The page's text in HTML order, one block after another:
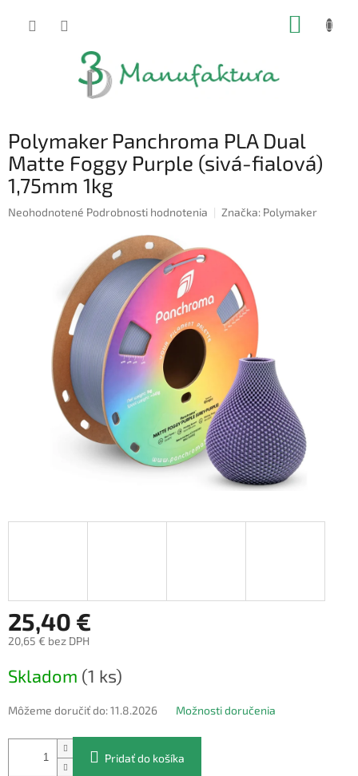
Polymaker Panchroma PLA Dual
Matte Foggy Purple (sivá-fialová)
1,75mm 1kg
Priemerné
hviezdičiek.
Neohodnotené Podrobnosti hodnotenia Značka: Polymaker
25,40 €
20,65 € bez DPH
cena:
Skladom (1 ks)
Môžeme doručiť do:11.8.2026 Možnosti doručenia
Pridať do košíka